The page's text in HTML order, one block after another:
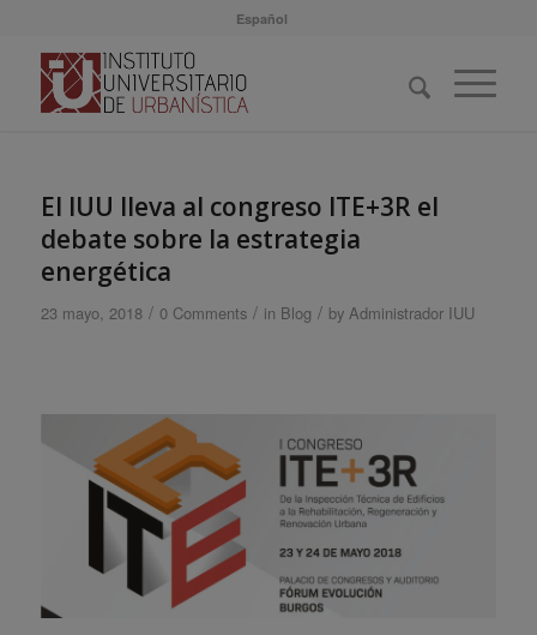
Español
El IUU lleva al congreso ITE+3R el
debate sobre la estrategia
energética
23 mayo, 2018 / 0 Comments / in Blog / by Administrador IUU